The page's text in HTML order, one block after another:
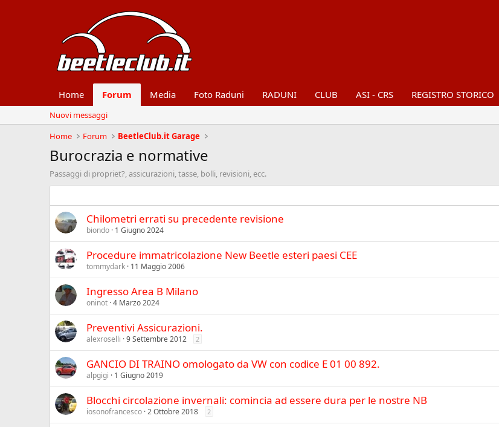
Home Forum Media Foto Raduni RADUNI CLUB ASI - CRS REGISTRO STORICO
Nuovi messaggi
Home
Forum BeetleClub.it Garage
Burocrazia e normative
Passaggi di propriet?, assicurazioni, tasse, bolli, revisioni, ecc.
Chilometri errati su precedente revisione
biondo 1 Giugno 2024
Procedure immatricolazione New Beetle esteri paesi CEE
tommydark 11 Maggio 2006
Ingresso Area B Milano
oninot 4 Marzo 2024
Preventivi Assicurazioni.
alexroselli 9 Settembre 2012 2
GANCIO DI TRAINO omologato da VW con codice E 01 00 892.
alpgigi 1 Giugno 2019
Blocchi circolazione invernali: comincia ad essere dura per le nostre NB
iosonofrancesco 2 Ottobre 2018 2